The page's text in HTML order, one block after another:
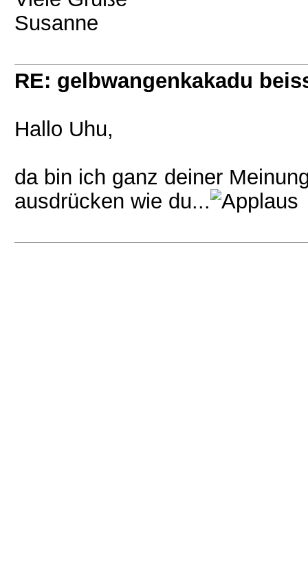
Susanne
RE: gelbwangenkakadu
Hallo Uhu,
da bin ich ganz deiner
ausdrücken wie du...